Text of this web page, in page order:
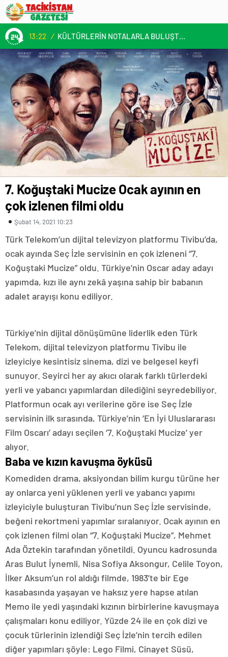
13:22 / KÜLTÜRLERİN NOTALARLA BULUŞTUĞU YER: MİMOZA’M KAFE’DE DOSTLUK RÜZGARI!
7. Koğuştaki Mucize Ocak ayının en
çok izlenen filmi oldu
Şubat 14, 2021 10:23
Türk Telekom’un dijital televizyon platformu Tivibu’da,
ocak ayında Seç İzle servisinin en çok izleneni “7.
Koğuştaki Mucize” oldu. Türkiye’nin Oscar aday adayı
yapımda, kızı ile aynı zekâ yaşına sahip bir babanın
adalet arayışı konu ediliyor.
Türkiye’nin dijital dönüşümüne liderlik eden Türk
Telekom, dijital televizyon platformu Tivibu ile
izleyiciye kesintisiz sinema, dizi ve belgesel keyfi
sunuyor. Seyirci her ay akıcı olarak farklı türlerdeki
yerli ve yabancı yapımlardan dilediğini seyredebiliyor.
Platformun ocak ayı verilerine göre ise Seç İzle
servisinin ilk sırasında, Türkiye’nin ‘En İyi Uluslararası
Film Oscarı’ adayı seçilen ‘7. Koğuştaki Mucize’ yer
alıyor.
Baba ve kızın kavuşma öyküsü
Komediden drama, aksiyondan bilim kurgu türüne her
ay onlarca yeni yüklenen yerli ve yabancı yapımı
izleyiciyle buluşturan Tivibu’nun Seç İzle servisinde,
beğeni rekortmeni yapımlar sıralanıyor. Ocak ayının en
çok izlenen filmi olan “7. Koğuştaki Mucize”, Mehmet
Ada Öztekin tarafından yönetildi. Oyuncu kadrosunda
Aras Bulut İynemli, Nisa Sofiya Aksongur, Celile Toyon,
İlker Aksum’un rol aldığı filmde, 1983’te bir Ege
kasabasında yaşayan ve haksız yere hapse atılan
Memo ile yedi yaşındaki kızının birbirlerine kavuşmaya
çalışmaları konu ediliyor. Yüzde 24 ile en çok dizi ve
çocuk türlerinin izlendiği Seç İzle’nin tercih edilen
diğer yapımları şöyle: Lego Filmi, Cinayet Süsü,